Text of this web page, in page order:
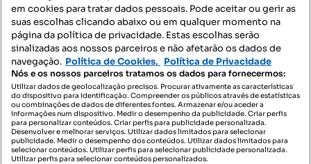
em cookies para tratar dados pessoais. Pode aceitar ou gerir as
suas escolhas clicando abaixo ou em qualquer momento na
página da política de privacidade. Estas escolhas serão
sinalizadas aos nossos parceiros e não afetarão os dados de
navegação. Política de Cookies, Política de Privacidade
Nós e os nossos parceiros tratamos os dados para fornecermos:
Utilizar dados de geolocalização precisos. Procurar ativamente as características
do dispositivo para identificação. Compreender os públicos através de estatísticas
ou combinações de dados de diferentes fontes. Armazenar e/ou aceder a
informações num dispositivo. Medir o desempenho da publicidade. Criar perfis
para personalizar conteúdos. Criar perfis para publicidade personalizada.
Desenvolver e melhorar serviços. Utilizar dados limitados para selecionar
publicidade. Medir o desempenho dos conteúdos. Utilizar dados limitados para
selecionar conteúdos. Utilizar perfis para selecionar publicidade personalizada.
Utilizar perfis para selecionar conteúdos personalizados.